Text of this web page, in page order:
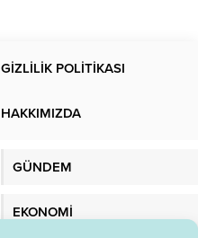
GİZLİLİK POLİTİKASI
HAKKIMIZDA
GÜNDEM
EKONOMİ